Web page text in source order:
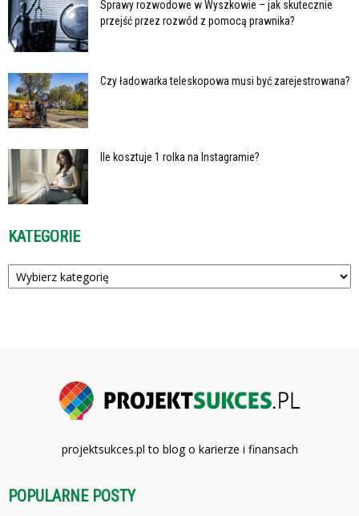
Sprawy rozwodowe w Wyszkowie – jak skutecznie
przejść przez rozwód z pomocą prawnika?
Czy ładowarka teleskopowa musi być zarejestrowana?
Ile kosztuje 1 rolka na Instagramie?
KATEGORIE
Kategorie
projektsukces.pl to blog o karierze i finansach
POPULARNE POSTY